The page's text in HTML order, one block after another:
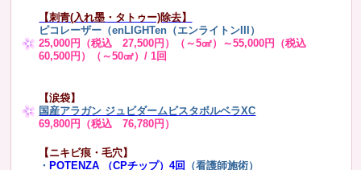
【刺青(入れ墨・タトゥー)除去】
ピコレーザー（enLIGHTen（エンライトンIII）
25,000円（税込 27,500円）（～5㎠）～55,000円（税込
60,500円）（～50㎠）/ 1回
【涙袋】
国産アラガン ジュビダームビスタボルベラXC
69,800円（税込 76,780円）
【ニキビ痕・毛穴】
・ POTENZA （CPチップ）4回 （看護師施術）